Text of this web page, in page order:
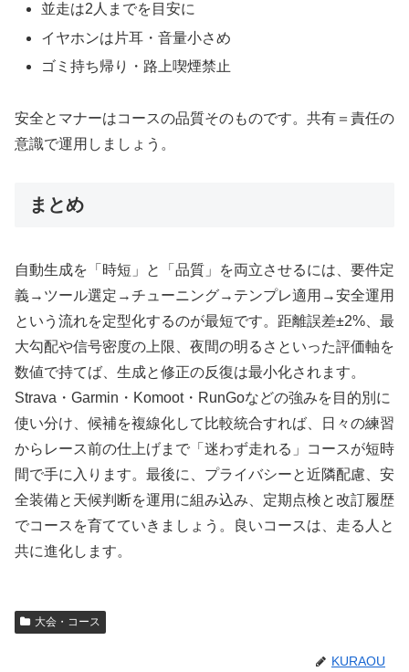
並走は2人までを目安に
イヤホンは片耳・音量小さめ
ゴミ持ち帰り・路上喫煙禁止
安全とマナーはコースの品質そのものです。共有＝責任の
意識で運用しましょう。
まとめ
自動生成を「時短」と「品質」を両立させるには、要件定
義→ツール選定→チューニング→テンプレ適用→安全運用
という流れを定型化するのが最短です。距離誤差±2%、最
大勾配や信号密度の上限、夜間の明るさといった評価軸を
数値で持てば、生成と修正の反復は最小化されます。
Strava・Garmin・Komoot・RunGoなどの強みを目的別に
使い分け、候補を複線化して比較統合すれば、日々の練習
からレース前の仕上げまで「迷わず走れる」コースが短時
間で手に入ります。最後に、プライバシーと近隣配慮、安
全装備と天候判断を運用に組み込み、定期点検と改訂履歴
でコースを育てていきましょう。良いコースは、走る人と
共に進化します。
大会・コース
KURAOU